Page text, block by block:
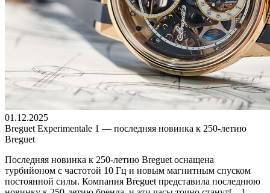
01.12.2025
Breguet Experimentale 1 — последняя новинка к 250-летию
Breguet
Последняя новинка к 250-летию Breguet оснащена
турбийоном с частотой 10 Гц и новым магнитным спуском
постоянной силы. Компания Breguet представила последнюю